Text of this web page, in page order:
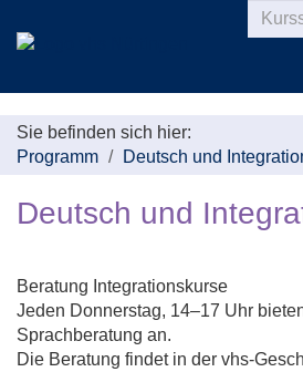
Sie befinden sich hier:
Programm
Deutsch und
Deutsch und
Beratung Integrationskurse
Jeden Donnerstag, 14–17 Uhr
Sprachberatung an.
Die Beratung findet in der vhs-